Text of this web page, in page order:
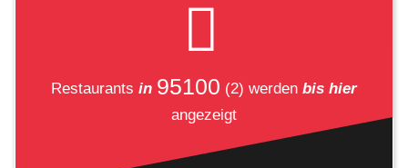
Restaurants in 95100 (2) werden bis hier
angezeigt